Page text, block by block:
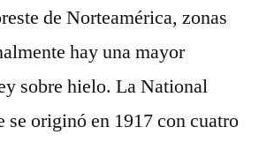
de Norteamérica, zonas
hay una mayor
sobre hielo. La National
se originó en 1917 con cuatro